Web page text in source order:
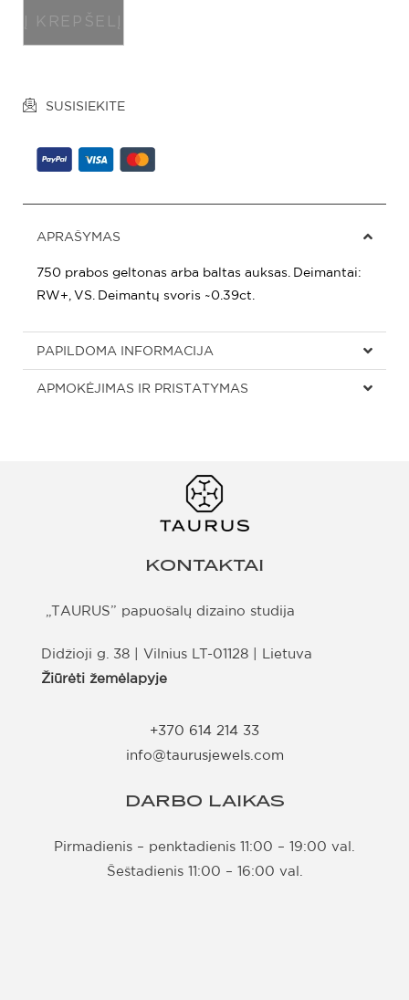
Į KREPŠELĮ
SUSISIEKITE
APRAŠYMAS
750 prabos geltonas arba baltas auksas. Deimantai:
RW+, VS. Deimantų svoris ~0.39ct.
PAPILDOMA INFORMACIJA
APMOKĖJIMAS IR PRISTATYMAS
KONTAKTAI
„TAURUS” papuošalų dizaino studija
Didžioji g. 38 | Vilnius LT-01128 | Lietuva
Žiūrėti žemėlapyje
+370 614 214 33
info@taurusjewels.com
DARBO LAIKAS
Pirmadienis – penktadienis 11:00 – 19:00 val.
Šeštadienis 11:00 – 16:00 val.